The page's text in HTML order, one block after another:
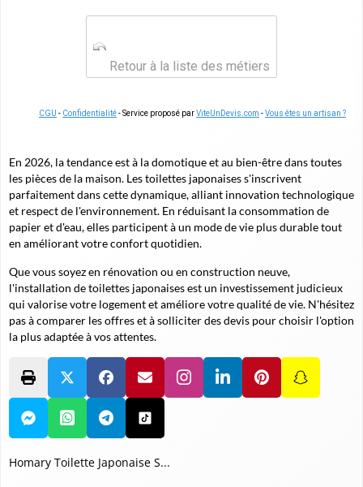
Retour à la liste des métiers
CGU - Confidentialité- Service proposé parViteUnDevis.com -Vous êtes un artisan ?
En 2026, la tendance est à la domotique et au bien-être dans toutes
les pièces de la maison. Les toilettes japonaises s'inscrivent
parfaitement dans cette dynamique, alliant innovation technologique
et respect de l'environnement. En réduisant la consommation de
papier et d'eau, elles participent à un mode de vie plus durable tout
en améliorant votre confort quotidien.
Que vous soyez en rénovation ou en construction neuve,
l'installation de toilettes japonaises est un investissement judicieux
qui valorise votre logement et améliore votre qualité de vie. N'hésitez
pas à comparer les offres et à solliciter des devis pour choisir l'option
la plus adaptée à vos attentes.
Homary Toilette Japonaise S...